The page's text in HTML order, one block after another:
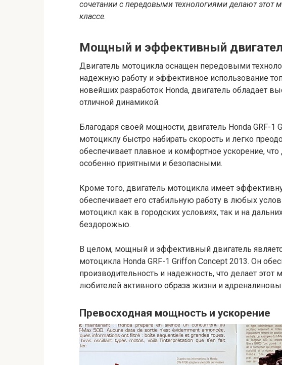
сочетании с передовыми технологиями делают этот
классе.
Мощный и эффективный
Двигатель мотоцикла оснащен передовыми
надежную работу и эффективное использование
новейших разработок Honda, двигатель обладает
отличной динамикой.
Благодаря своей мощности, двигатель Honda GRF-1
мотоциклу быстро набирать скорость и легко
обеспечивает плавное и комфортное ускорение,
особенно приятными и безопасными.
Кроме того, двигатель мотоцикла имеет
обеспечивает его стабильную работу в любых
мотоцикл как в городских условиях, так и на
бездорожью.
В целом, мощный и эффективный двигатель
мотоцикла Honda GRF-1 Griffon Concept 2013. Он
производительность и надежность, что делает
любителей активного образа жизни и
Превосходная мощность и ускорение